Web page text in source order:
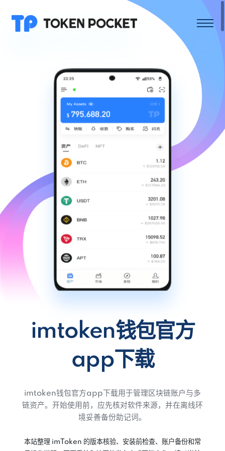
imtoken钱包官方
app下载
imtoken钱包官方app下载用于管理区块链账户与多
链资产。开始使用前，应先核对软件来源，并在离线环
境妥善备份助记词。
本站整理 imToken 的版本核验、安装前检查、账户备份和常